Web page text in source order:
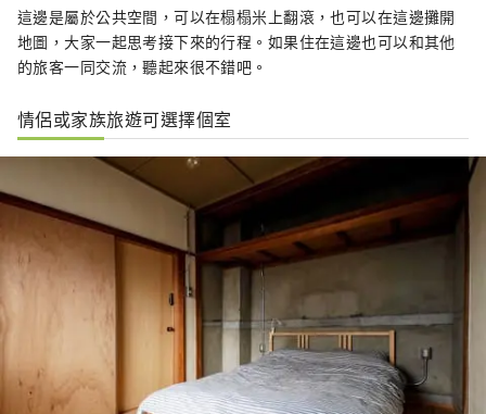
這邊是屬於公共空間，可以在榻榻米上翻滾，也可以在這邊攤開
地圖，大家一起思考接下來的行程。如果住在這邊也可以和其他
的旅客一同交流，聽起來很不錯吧。
情侶或家族旅遊可選擇個室